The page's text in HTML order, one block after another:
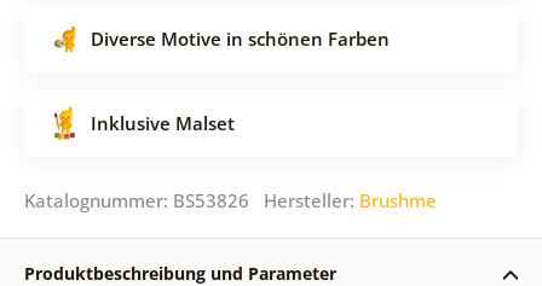
Diverse Motive in schönen Farben
Inklusive Malset
Katalognummer: BS53826 Hersteller: Brushme
Produktbeschreibung und Parameter